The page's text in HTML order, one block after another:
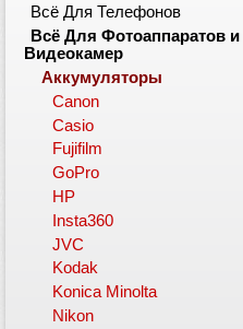
Всё Для Телефонов
Всё Для Фотоаппаратов и
Видеокамер
Аккумуляторы
Canon
Casio
Fujifilm
GoPro
HP
Insta360
JVC
Kodak
Konica Minolta
Nikon